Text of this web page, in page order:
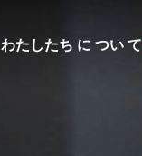
わたしたち に つい て